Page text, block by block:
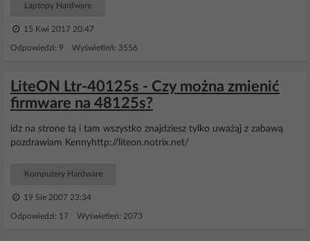
Laptopy Hardware
15 Kwi 2017 20:47
Odpowiedzi: 9 Wyświetleń: 3556
LiteON Ltr-40125s - Czy można zmienić
firmware na 48125s?
idz na strone tą i tam wszystko znajdziesz tylko uważąj z zabawą
pozdrawiam Kennyhttp://liteon.notrix.net/
Komputery Hardware
19 Sie 2007 23:34
Odpowiedzi: 17 Wyświetleń: 2073